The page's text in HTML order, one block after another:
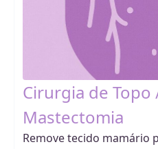
Cirurgia de Topo
Mastectomia
Remove tecido mamário